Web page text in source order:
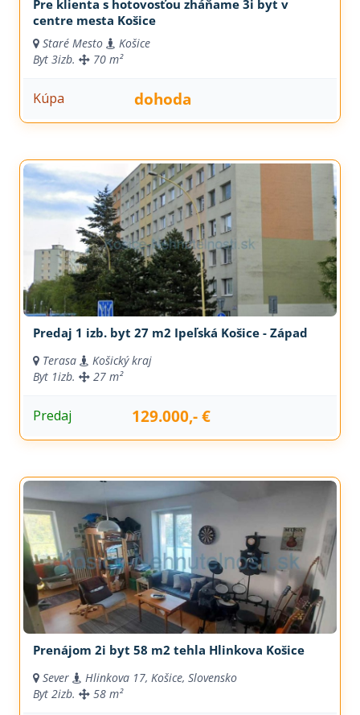
Pre klienta s hotovosťou zháňame 3i byt v
centre mesta Košice
Staré Mesto
Košice
Byt 3izb. 70 m²
Kúpa dohoda
Predaj 1 izb. byt 27 m2 Ipeľská Košice - Západ
Terasa
Košický kraj
Byt 1izb. 27 m²
Predaj 129.000,- €
Prenájom 2i byt 58 m2 tehla Hlinkova Košice
Sever
Hlinkova 17, Košice, Slovensko
Byt 2izb. 58 m²